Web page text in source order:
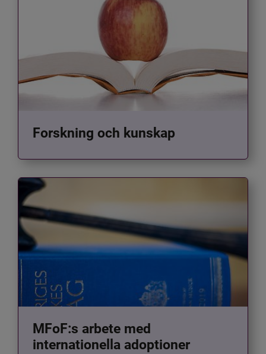
Forskning och kunskap
MFoF:s arbete med
internationella adoptioner